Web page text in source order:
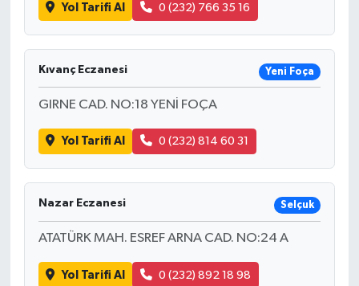
Yol Tarifi Al 0 (232) 766 35 16
Kıvanç Eczanesi Yeni Foça
GIRNE CAD. NO:18 YENİ FOÇA
Yol Tarifi Al 0 (232) 814 60 31
Nazar Eczanesi Selçuk
ATATÜRK MAH. ESREF ARNA CAD. NO:24 A
Yol Tarifi Al 0 (232) 892 18 98